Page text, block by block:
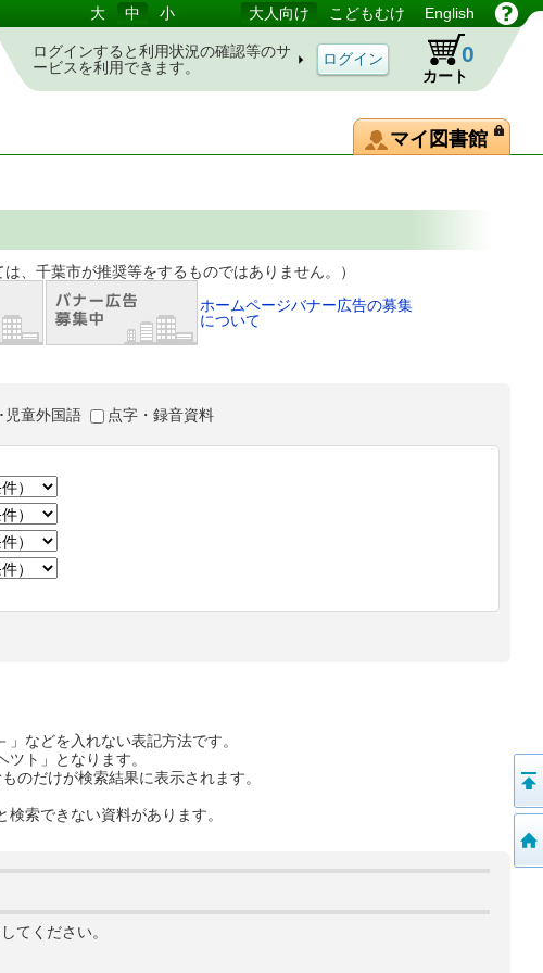
大 中 小 大人向け こどもむけ English
ログインすると利用状況の確認等のサ
ービスを利用できます。
カート
0
マイ図書館
等をするものではありません。）
ホームページバナー広告の募集
について
児童外国語 点字・録音資料
などを入れない表記方法です。
ト」となります。
のだけが検索結果に表示されます。
索できない資料があります。
てください。